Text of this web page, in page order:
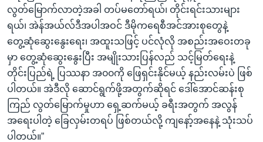
လွတ်မြောက်လာတဲ့အခါ တပ်မတော်ရယ်၊ တိုင်းရင်းသားများ
ရယ်၊ အဲန်အယ်လ်ဒီအပါအဝင် ဒီမိုကရေစီအင်အားစုတွေနဲ့
တွေ့ဆုံဆွေးနွေးရေး၊ အထူးသဖြင့် ပင်လုံလို အစည်းအဝေးတခု
မှာ တွေ့ဆုံဆွေးနွေးပြီး အမျိုးသားပြန်လည် သင့်မြတ်ရေးနဲ့
တိုင်းပြည်ရဲ့ ပြဿနာ အ၀၀ကို ဖြေရှင်းနိုင်မယ့် နည်းလမ်းပဲ ဖြစ်
ပါတယ်။ အဲဒီလို ဆောင်ရွက်ဖို့အတွက်ဆိုရင် ဒေါ်အောင်ဆန်းစု
ကြည် လွတ်မြောက်မှုဟာ ရှေ့ဆက်မယ့် ခရီးအတွက် အလွန်
အရေးပါတဲ့ ခြေလှမ်းတရပ် ဖြစ်တယ်လို့ ကျနော့်အနေနဲ့ သုံးသပ်
ပါတယ်။”